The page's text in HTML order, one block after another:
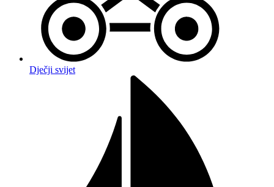
Dječji svijet